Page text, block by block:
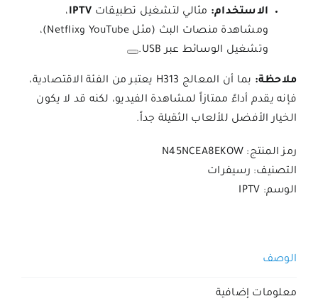
الاستخدام: مثالي لتشغيل تطبيقات IPTV،
ومشاهدة منصات البث (مثل YouTube وNetflix)،
وتشغيل الوسائط عبر USB.
ملاحظة:
بما أن المعالج H313 يعتبر من الفئة الاقتصادية،
فإنه يقدم أداءً ممتازاً لمشاهدة الفيديو، لكنه قد لا يكون
الخيار الأفضل للألعاب الثقيلة جداً.
رمز المنتج: N45NCEA8EKOW
التصنيف: رسيفرات
الوسم: IPTV
الوصف
معلومات إضافية